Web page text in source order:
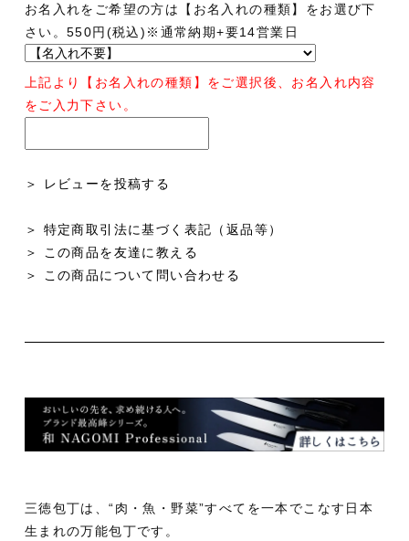
お名入れをご希望の方は【お名入れの種類】をお選び下
さい。550円(税込)※通常納期+要14営業日
上記より【お名入れの種類】をご選択後、お名入れ内容
をご入力下さい。
＞ レビューを投稿する
＞ 特定商取引法に基づく表記（返品等）
＞ この商品を友達に教える
＞ この商品について問い合わせる
三徳包丁は、“肉・魚・野菜”すべてを一本でこなす日本
生まれの万能包丁です。